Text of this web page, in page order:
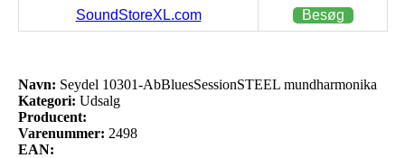
SoundStoreXL.com Besøg
Navn: Seydel 10301-AbBluesSessionSTEEL mundharmonika
Kategori: Udsalg
Producent:
Varenummer: 2498
EAN: